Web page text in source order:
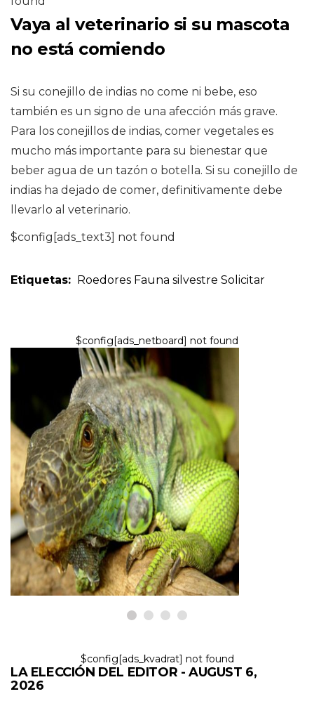
Vaya al veterinario si su mascota
no está comiendo
Si su conejillo de indias no come ni bebe, eso
también es un signo de una afección más grave.
Para los conejillos de indias, comer vegetales es
mucho más importante para su bienestar que
beber agua de un tazón o botella. Si su conejillo de
indias ha dejado de comer, definitivamente debe
llevarlo al veterinario.
$config[ads_text3] not found
Etiquetas: Roedores Fauna silvestre Solicitar
$config[ads_netboard] not found
REPTILES Y ANFIBIOS
10 lagartos de mascotas que no
necesitan comer alimentos
vivos
6,2026
$config[ads_kvadrat] not found
LA ELECCIÓN DEL EDITOR - AUGUST 6,
2026